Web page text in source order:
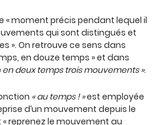
« moment précis pendant lequel il
qui sont distingués et
». On retrouve ce sens dans
en douze temps » et dans
en deux temps trois mouvements ».
« au temps ! »est employée
d’un mouvement depuis le
« reprenez le mouvement au